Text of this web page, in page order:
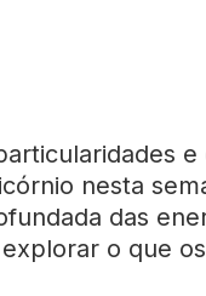
e
nesta
das
o que